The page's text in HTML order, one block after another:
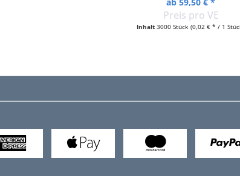
Preis pro VE
Inhalt3000 Stück(0,02 € * / 1